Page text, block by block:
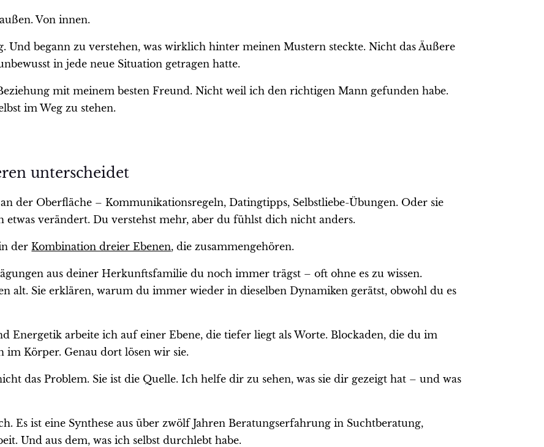
Von innen.
Und begann zu verstehen, was wirklich hinter meinen Mustern steckte. Nicht das Äußere
in jede neue Situation getragen hatte.
mit meinem besten Freund. Nicht weil ich den richtigen Mann gefunden habe.
im Weg zu stehen.
unterscheidet
der Oberfläche – Kommunikationsregeln, Datingtipps, Selbstliebe-Übungen. Oder sie
etwas verändert. Du verstehst mehr, aber du fühlst dich nicht anders.
derKombination dreier Ebenen, die zusammengehören.
aus deiner Herkunftsfamilie du noch immer trägst – oft ohne es zu wissen.
alt. Sie erklären, warum du immer wieder in dieselben Dynamiken gerätst, obwohl du es
Energetik arbeite ich auf einer Ebene, die tiefer liegt als Worte. Blockaden, die du im
im Körper. Genau dort lösen wir sie.
das Problem. Sie ist die Quelle. Ich helfe dir zu sehen, was sie dir gezeigt hat – und was
Es ist eine Synthese aus über zwölf Jahren Beratungserfahrung in Suchtberatung,
Und aus dem, was ich selbst durchlebt habe.